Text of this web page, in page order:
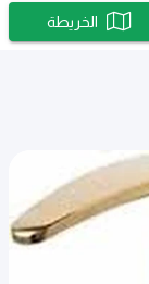
الخريطة